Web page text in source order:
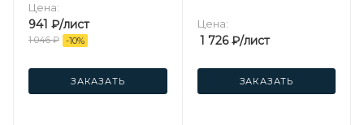
Цена:
941 ₽/лист
1 046₽ -10%
ЗАКАЗАТЬ
Цена:
1 726₽/лист
ЗАКАЗАТЬ